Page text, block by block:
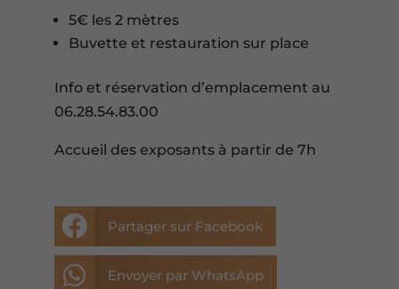
5€ les 2 mètres
Buvette et restauration sur place
Info et réservation d’emplacement au
06.28.54.83.00
Accueil des exposants à partir de 7h
 Partager sur Facebook
 Envoyer par WhatsApp